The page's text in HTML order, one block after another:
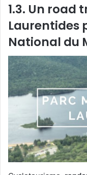
1.3. Un road
Laurentides
National du